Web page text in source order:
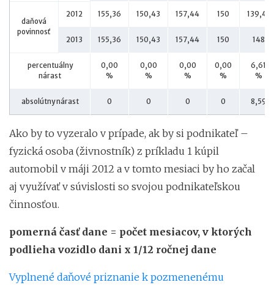
daňová
povinnosť
2012 155,36 150,43 157,44 150 139,41
2013 155,36 150,43 157,44 150 148
percentuálny
nárast
0,00
%
0,00
%
0,00
%
0,00
%
6,61
%
absolútny nárast 0 0 0 0 8,59
Ako by to vyzeralo v prípade, ak by si podnikateľ –
fyzická osoba (živnostník) z príkladu 1 kúpil
automobil v máji 2012 a v tomto mesiaci by ho začal
aj využívať v súvislosti so svojou podnikateľskou
činnosťou.
pomerná časť dane = počet mesiacov, v ktorých
podlieha vozidlo dani x 1/12 ročnej dane
Vyplnené daňové priznanie k pozmenenému